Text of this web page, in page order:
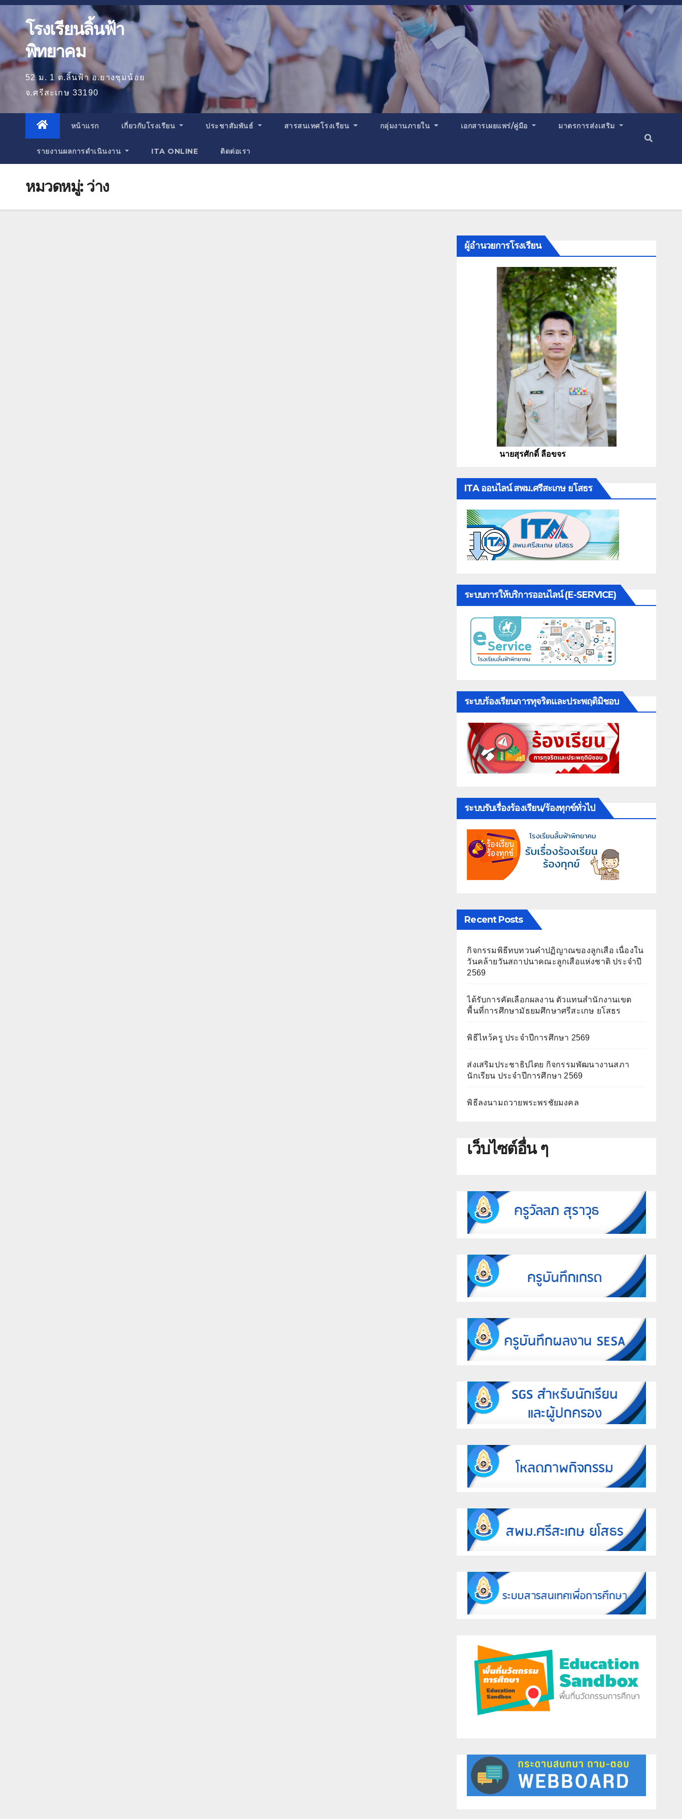
โรงเรียนลิ้นฟ้า
พิทยาคม
52 ม. 1 ต.ลิ้นฟ้า อ.ยางชุมน้อย
จ.ศรีสะเกษ 33190
หน้าแรก เกี่ยวกับโรงเรียน ประชาสัมพันธ์ สารสนเทศโรงเรียน กลุ่มงานภายใน เอกสารเผยแพร่/คู่มือ มาตรการส่งเสริม
รายงานผลการดำเนินงาน ITA ONLINE ติดต่อเรา
หมวดหมู่:ว่าง
ผู้อำนวยการโรงเรียน
นายสุรศักดิ์ ลือขจร
ITA ออนไลน์ สพม.ศรีสะเกษ ยโสธร
ระบบการให้บริการออนไลน์ (E-SERVICE)
ระบบร้องเรียนการทุจริตและประพฤติมิชอบ
ระบบรับเรื่องร้องเรียน/ร้องทุกข์ทั่วไป
Recent Posts
กิจกรรมพิธีทบทวนคำปฏิญาณของลูกเสือ เนื่องใน
วันคล้ายวันสถาปนาคณะลูกเสือแห่งชาติ ประจำปี
2569
ได้รับการคัดเลือกผลงาน ตัวแทนสำนักงานเขต
พื้นที่การศึกษามัธยมศึกษาศรีสะเกษ ยโสธร
พิธีไหว้ครู ประจำปีการศึกษา 2569
ส่งเสริมประชาธิปไตย กิจกรรมพัฒนางานสภา
นักเรียน ประจำปีการศึกษา 2569
พิธีลงนามถวายพระพรชัยมงคล
เว็บไซต์อื่น ๆ